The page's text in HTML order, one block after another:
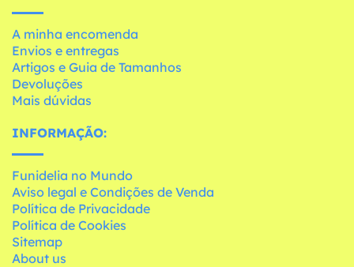
A minha encomenda
Envios e entregas
Artigos e Guia de Tamanhos
Devoluções
Mais dúvidas
INFORMAÇÃO:
Funidelia no Mundo
Aviso legal e Condições de Venda
Política de Privacidade
Política de Cookies
Sitemap
About us